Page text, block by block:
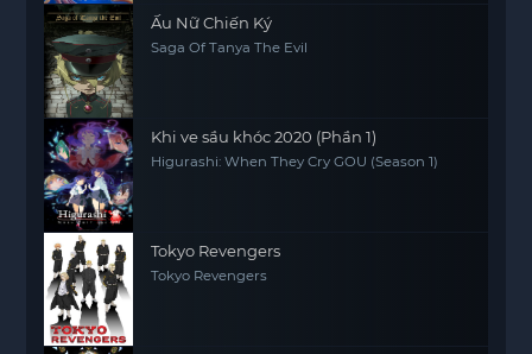
Ấu Nữ Chiến Ký
Saga Of Tanya The Evil
Khi ve sầu khóc 2020 (Phần 1)
Higurashi: When They Cry GOU (Season 1)
Tokyo Revengers
Tokyo Revengers